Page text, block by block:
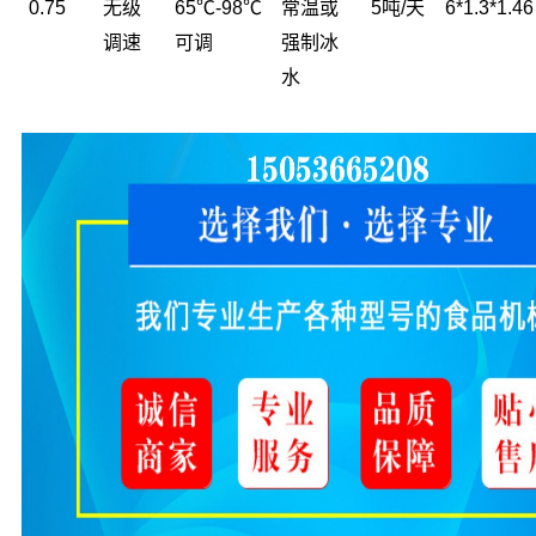
0.75
无级
调速
65℃-98℃
可调
常温或
强制冰
水
5吨/天 6*1.3*1.46